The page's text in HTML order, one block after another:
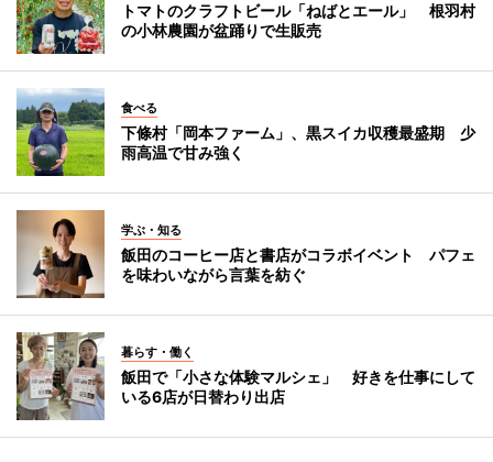
トマトのクラフトビール「ねばとエール」 根羽村
の小林農園が盆踊りで生販売
食べる
下條村「岡本ファーム」、黒スイカ収穫最盛期 少
雨高温で甘み強く
学ぶ・知る
飯田のコーヒー店と書店がコラボイベント パフェ
を味わいながら言葉を紡ぐ
暮らす・働く
飯田で「小さな体験マルシェ」 好きを仕事にして
いる6店が日替わり出店